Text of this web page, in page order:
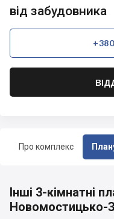
Про комплекс
від забудовника
Інші 3-кімнатні
Новомостицько-